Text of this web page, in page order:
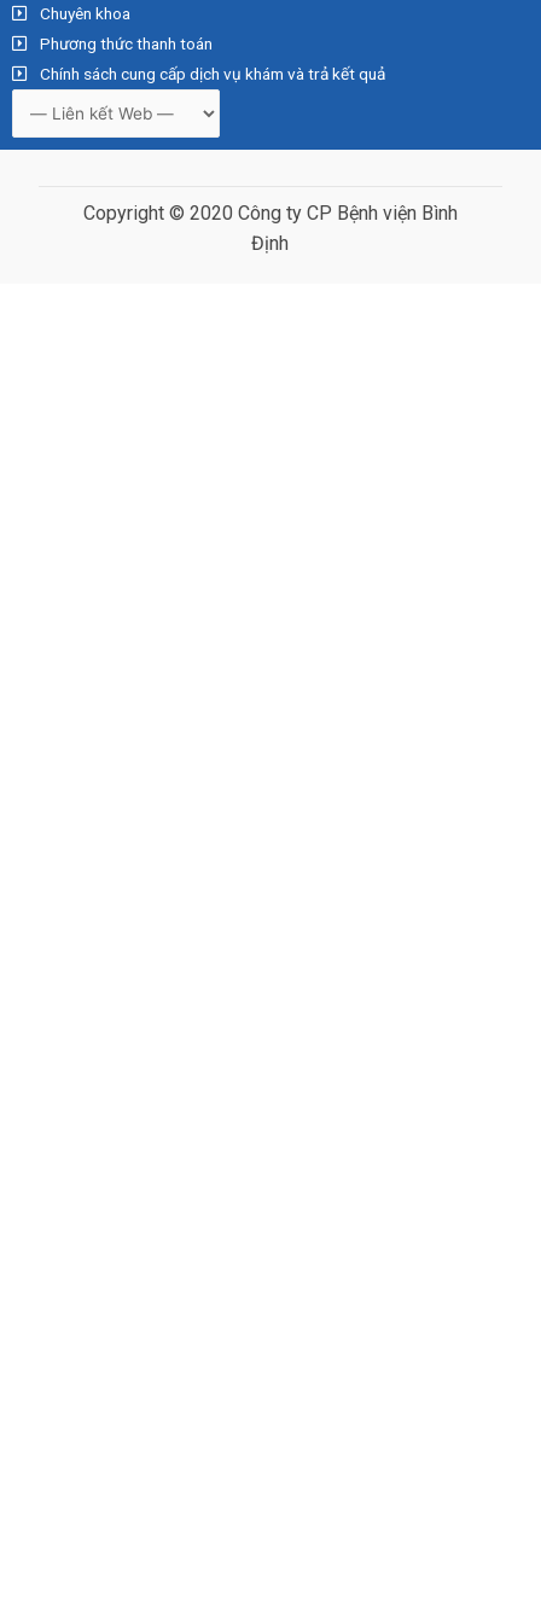
Chuyên khoa
Phương thức thanh toán
Chính sách cung cấp dịch vụ khám và trả kết quả
Copyright © 2020 Công ty CP Bệnh viện Bình
Định